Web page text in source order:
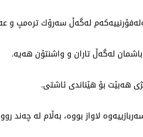
له‌گه‌ڵ‌ سه‌رۆك تره‌مپ و
له‌گه‌ڵ‌ تاران و واشنتۆن هه‌یه‌.
هه‌بێت بۆ هێناندی‌ ئاشتی‌.
لاواز بووه‌، به‌ڵام له‌ چه‌ند